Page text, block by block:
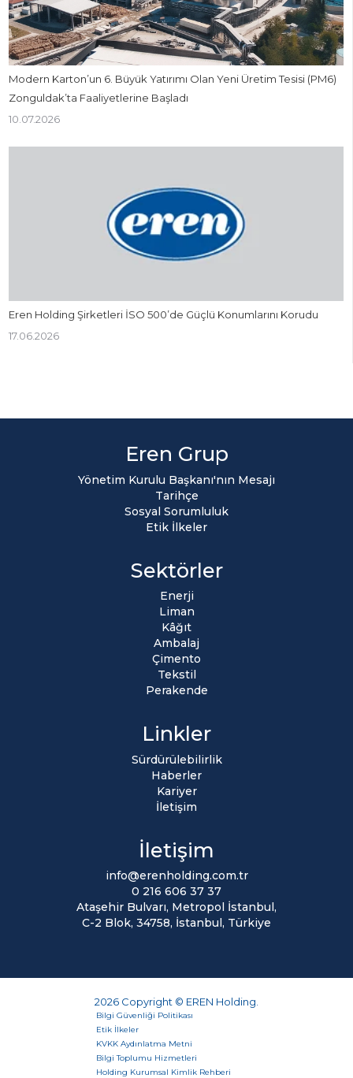
Modern Karton’un 6. Büyük Yatırımı Olan Yeni Üretim Tesisi (PM6)
Zonguldak’ta Faaliyetlerine Başladı
10.07.2026
Eren Holding Şirketleri İSO 500’de Güçlü Konumlarını Korudu
17.06.2026
Eren Grup
Yönetim Kurulu Başkanı'nın Mesajı
Tarihçe
Sosyal Sorumluluk
Etik İlkeler
Sektörler
Enerji
Liman
Kâğıt
Ambalaj
Çimento
Tekstil
Perakende
Linkler
Sürdürülebilirlik
Haberler
Kariyer
İletişim
İletişim
info@erenholding.com.tr
0 216 606 37 37
Ataşehir Bulvarı, Metropol İstanbul,
C-2 Blok, 34758, İstanbul, Türkiye
2026 Copyright © EREN Holding.
Bilgi Güvenliği Politikası
Etik İlkeler
KVKK Aydınlatma Metni
Bilgi Toplumu Hizmetleri
Holding Kurumsal Kimlik Rehberi